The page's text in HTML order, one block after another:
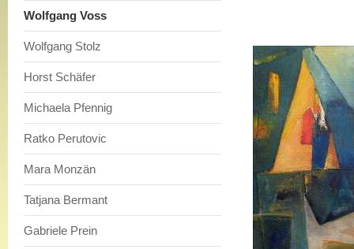
Wolfgang Voss
Wolfgang Stolz
Horst Schäfer
Michaela Pfennig
Ratko Perutovic
Mara Monzän
Tatjana Bermant
Gabriele Prein